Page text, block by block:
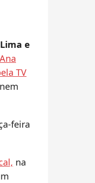
e
Ana
TV
feira
na